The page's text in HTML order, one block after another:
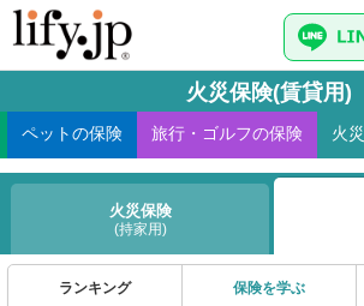
ペットの保険 旅行・ゴルフの保険 火災
火災保険
(持家用)
火災保険(賃貸用)
ランキング 保険を学ぶ